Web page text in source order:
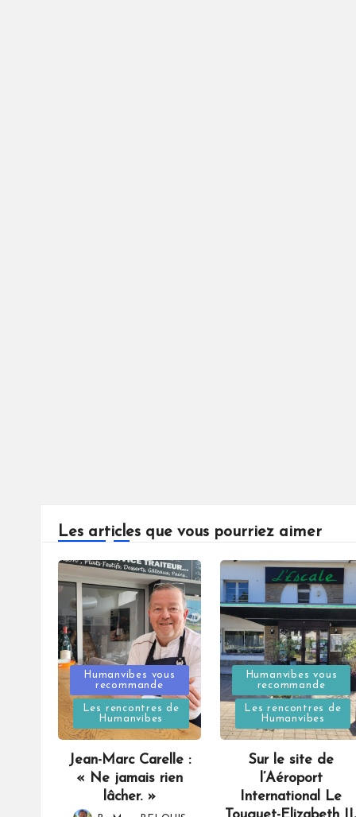
Les articles que vous pourriez aimer
Posted
in
Humanvibes vous
recommande
Les rencontres de
Humanvibes
Jean-Marc Carelle :
« Ne jamais rien
lâcher. »
Posted
in
Humanvibes vous
recommande
Les rencontres de
Humanvibes
Sur le site de
l’Aéroport
International Le